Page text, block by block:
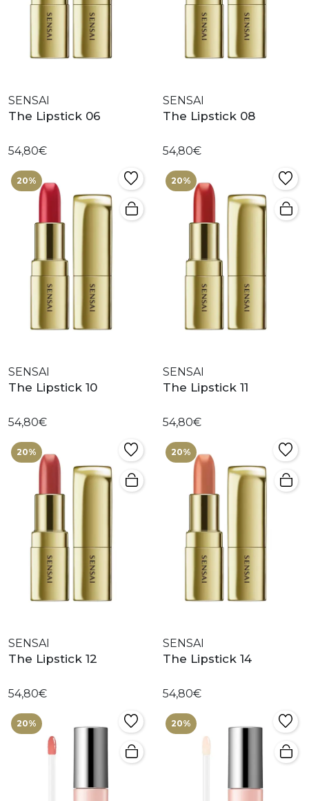
SENSAI
The Lipstick 06
54,80€
SENSAI
The Lipstick 08
54,80€
20%
SENSAI
The Lipstick 10
54,80€
20%
SENSAI
The Lipstick 11
54,80€
20%
SENSAI
The Lipstick 12
54,80€
20%
SENSAI
The Lipstick 14
54,80€
20% 20%